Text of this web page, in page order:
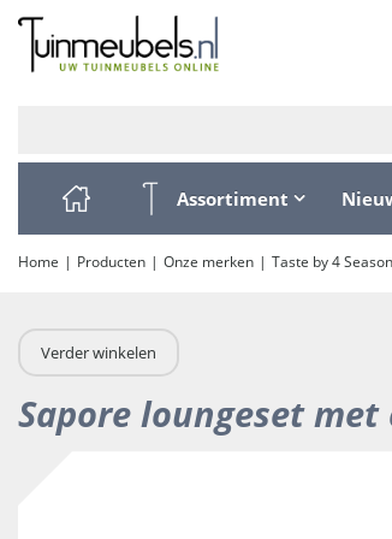
Ga
naar
content
Home Producten Onze merken Taste by 4
Assortiment
Verder winkelen
Sapore loungeset met